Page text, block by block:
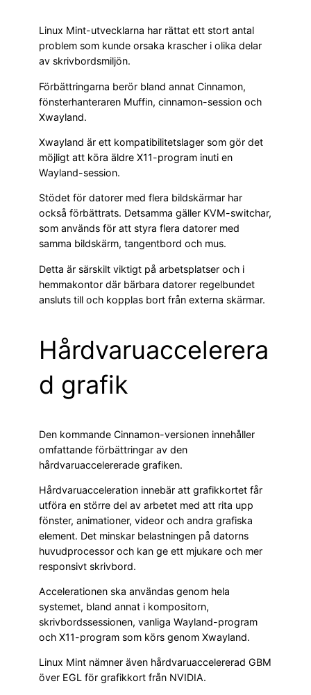
Linux Mint-utvecklarna har rättat ett stort antal
problem som kunde orsaka krascher i olika delar
av skrivbordsmiljön.
Förbättringarna berör bland annat Cinnamon,
fönsterhanteraren Muffin, cinnamon-session och
Xwayland.
Xwayland är ett kompatibilitetslager som gör det
möjligt att köra äldre X11-program inuti en
Wayland-session.
Stödet för datorer med flera bildskärmar har
också förbättrats. Detsamma gäller KVM-switchar,
som används för att styra flera datorer med
samma bildskärm, tangentbord och mus.
Detta är särskilt viktigt på arbetsplatser och i
hemmakontor där bärbara datorer regelbundet
ansluts till och kopplas bort från externa skärmar.
Hårdvaruaccelerera
d grafik
Den kommande Cinnamon-versionen innehåller
omfattande förbättringar av den
hårdvaruaccelererade grafiken.
Hårdvaruacceleration innebär att grafikkortet får
utföra en större del av arbetet med att rita upp
fönster, animationer, videor och andra grafiska
element. Det minskar belastningen på datorns
huvudprocessor och kan ge ett mjukare och mer
responsivt skrivbord.
Accelerationen ska användas genom hela
systemet, bland annat i kompositorn,
skrivbordssessionen, vanliga Wayland-program
och X11-program som körs genom Xwayland.
Linux Mint nämner även hårdvaruaccelererad GBM
över EGL för grafikkort från NVIDIA.